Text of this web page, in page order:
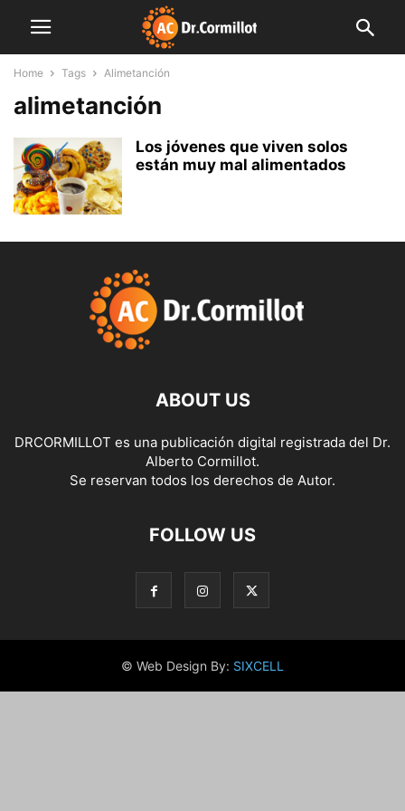
Home Tags Alimetanción
alimetanción
Los jóvenes que viven solos
están muy mal alimentados
ABOUT US
DRCORMILLOT es una publicación digital registrada del Dr.
Alberto Cormillot.
Se reservan todos los derechos de Autor.
FOLLOW US
© Web Design By: SIXCELL